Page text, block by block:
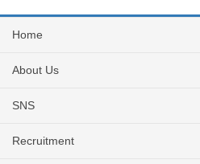
Home
About Us
SNS
Recruitment